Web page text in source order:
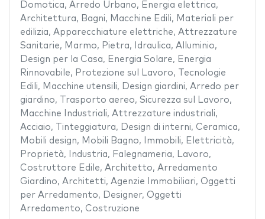
Domotica, Arredo Urbano, Energia elettrica,
Architettura, Bagni, Macchine Edili, Materiali per
edilizia, Apparecchiature elettriche, Attrezzature
Sanitarie, Marmo, Pietra, Idraulica, Alluminio,
Design per la Casa, Energia Solare, Energia
Rinnovabile, Protezione sul Lavoro,
Tecnologie
Edili, Macchine utensili, Design giardini, Arredo per
giardino, Trasporto aereo, Sicurezza sul Lavoro,
Macchine Industriali, Attrezzature industriali,
Acciaio, Tinteggiatura, Design di interni, Ceramica,
Mobili design, Mobili Bagno, Immobili, Elettricità,
Proprietà, Industria, Falegnameria, Lavoro,
Costruttore Edile, Architetto, Arredamento
Giardino, Architetti, Agenzie Immobiliari, Oggetti
per Arredamento, Designer, Oggetti
Arredamento, Costruzione